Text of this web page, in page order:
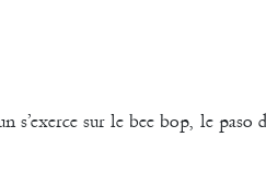
Sébastien
s’exerce sur le bee bop, le